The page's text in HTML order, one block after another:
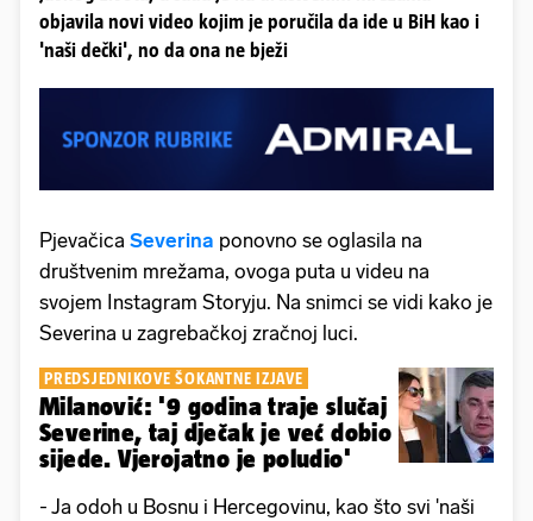
objavila novi video kojim je poručila da ide u BiH kao i
'naši dečki', no da ona ne bježi
Pjevačica Severina ponovno se oglasila na
društvenim mrežama, ovoga puta u videu na
svojem Instagram Storyju. Na snimci se vidi kako je
Severina u zagrebačkoj zračnoj luci.
PREDSJEDNIKOVE ŠOKANTNE IZJAVE
Milanović: '9 godina traje slučaj
Severine, taj dječak je već dobio
sijede. Vjerojatno je poludio'
- Ja odoh u Bosnu i Hercegovinu, kao što svi 'naši